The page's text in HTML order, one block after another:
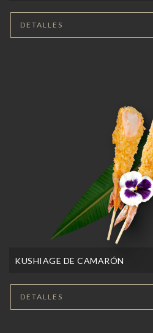
DETALLES
KUSHIAGE DE CAMARÓN
DETALLES